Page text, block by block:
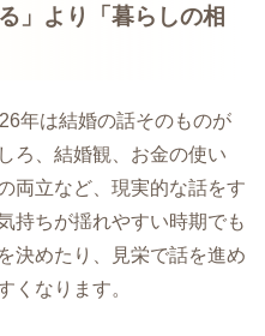
」より「暮らしの相
年は結婚の話そのものが
ろ、結婚観、お金の使い
両立など、現実的な話をす
持ちが揺れやすい時期でも
決めたり、見栄で話を進め
くなります。